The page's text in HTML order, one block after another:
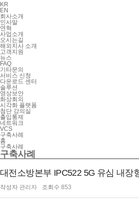
KR
EN
회사소개
인사말
연혁
사업소개
오시는길
해외지사 소개
고객지원
뉴스
FAQ
기타문의
서비스 신청
다운로드 센터
솔루션
영상보안
화상회의
시각화 플랫폼
첨단 강의실
출입통제
네트워크
VCS
구축사례
홈
구축사례
구축사례
대전소방본부 IPC522 5G 유심 내장
작성자 관리자 조회수 853